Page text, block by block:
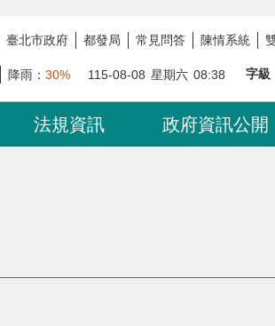
臺北市政府 都發局 常見問答 陳情系統
降雨： 30% 115-08-08 星期六 08:38 字級
法規資訊 政府資訊公開